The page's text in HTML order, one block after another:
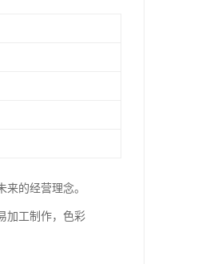
的经营理念。
加工制作，色彩